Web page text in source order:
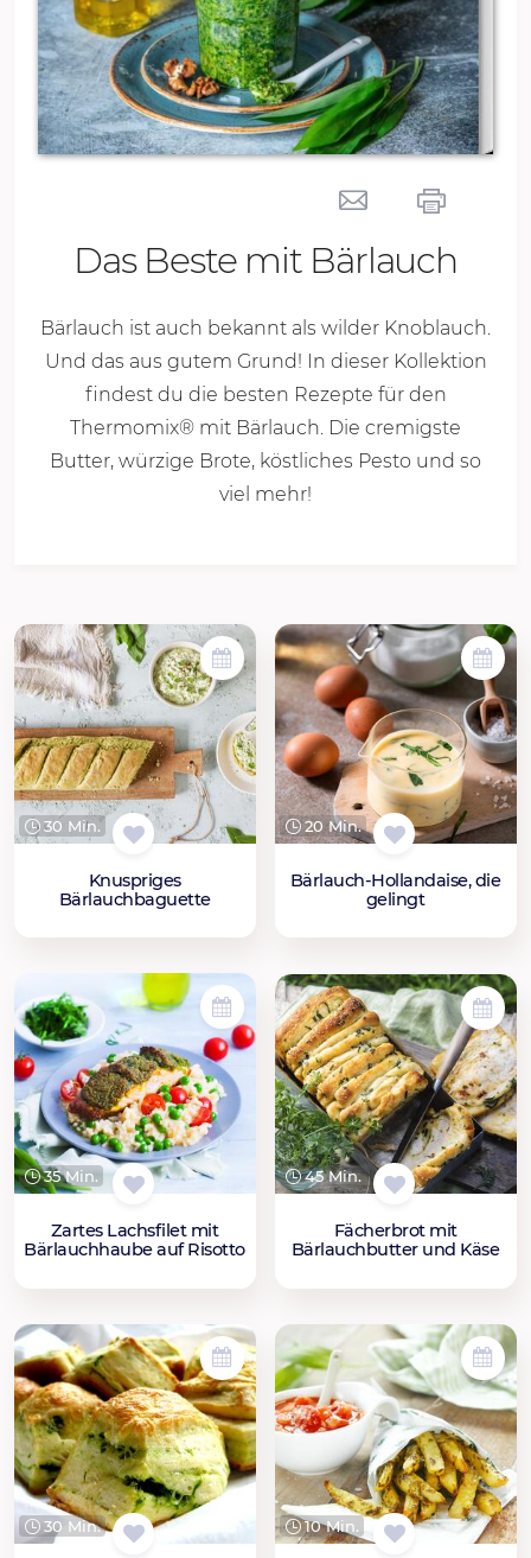
Das Beste mit Bärlauch
Bärlauch ist auch bekannt als wilder Knoblauch.
Und das aus gutem Grund! In dieser Kollektion
findest du die besten Rezepte für den
Thermomix® mit Bärlauch. Die cremigste
Butter, würzige Brote, köstliches Pesto und so
viel mehr!
30 Min.
Knuspriges
Bärlauchbaguette
20 Min.
Bärlauch-Hollandaise, die
gelingt
35 Min.
Zartes Lachsfilet mit
Bärlauchhaube auf Risotto
45 Min.
Fächerbrot mit
Bärlauchbutter und Käse
30 Min. 10 Min.